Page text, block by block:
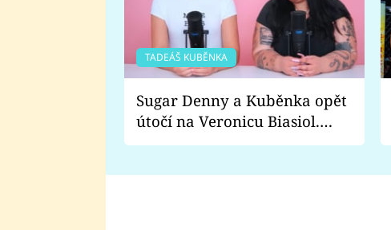
TADEÁŠ KUBĚNKA
Sugar Denny a Kuběnka opět
útočí na Veronicu Biasiol.
Proč je podle nich falešná a